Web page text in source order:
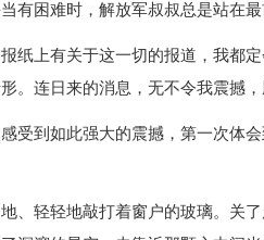
有困难时，解放军叔叔总是站在最
纸上有关于这一切的报道，我都
。连日来的消息，无不令我震撼，
受到如此强大的震撼，第一次体会
、轻轻地敲打着窗户的玻璃。关